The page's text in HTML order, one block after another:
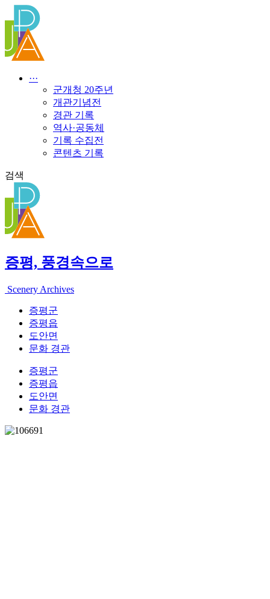
텐
로
건
···
군개청 20주년
개관기념전
경관 기록
역사·공동체
기록 수집전
콘텐츠 기록
검색
증평, 풍경속으로
Scenery Archives
증평군
증평읍
도안면
문화 경관
증평군
증평읍
도안면
문화 경관